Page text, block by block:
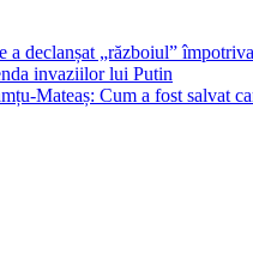
a declanșat „războiul”
invaziilor lui Putin
Mateaș: Cum a fost salvat